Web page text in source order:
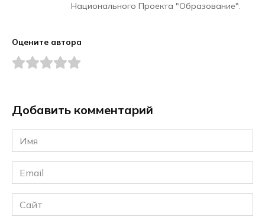
Национального Проекта "Образование".
Оцените автора
Добавить комментарий
Имя
*
Email
*
Сайт